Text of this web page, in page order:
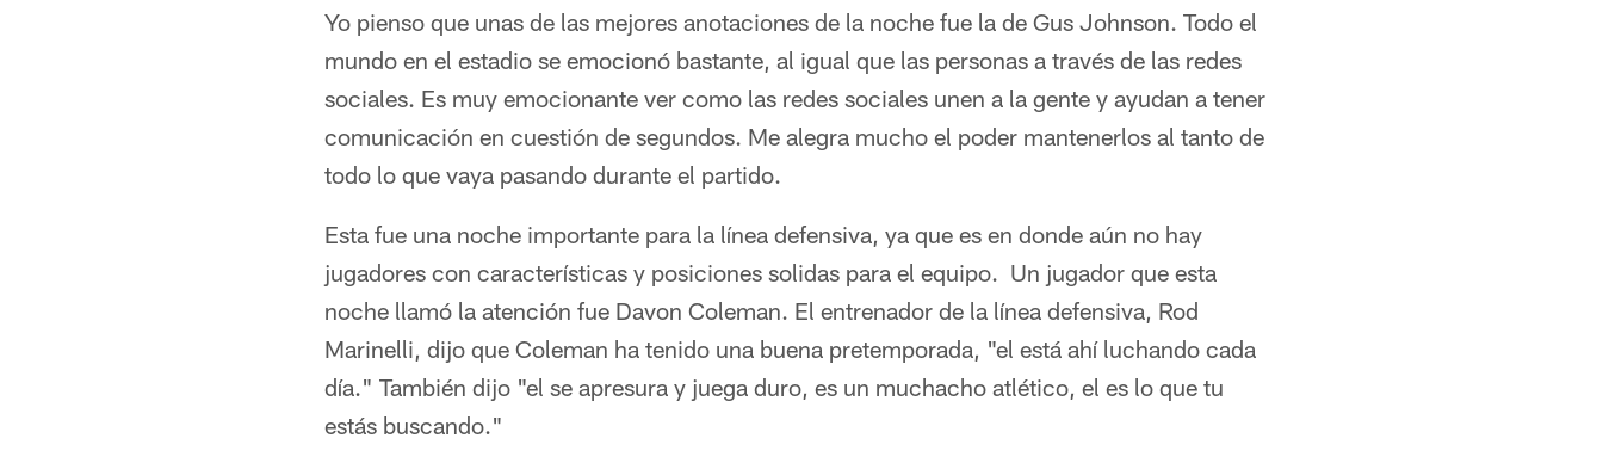
Yo pienso que unas de las mejores anotaciones de la noche fue la de Gus Johnson. Todo el
mundo en el estadio se emocionó bastante, al igual que las personas a través de las redes
sociales. Es muy emocionante ver como las redes sociales unen a la gente y ayudan a tener
comunicación en cuestión de segundos. Me alegra mucho el poder mantenerlos al tanto de
todo lo que vaya pasando durante el partido.
Esta fue una noche importante para la línea defensiva, ya que es en donde aún no hay
jugadores con características y posiciones solidas para el equipo. Un jugador que esta
noche llamó la atención fue Davon Coleman. El entrenador de la línea defensiva, Rod
Marinelli, dijo que Coleman ha tenido una buena pretemporada, "el está ahí luchando cada
día." También dijo "el se apresura y juega duro, es un muchacho atlético, el es lo que tu
estás buscando."